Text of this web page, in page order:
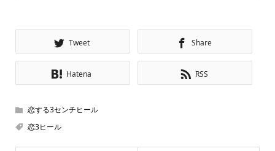
Tweet Share
Hatena RSS
恋する3センチヒール
恋3ヒール